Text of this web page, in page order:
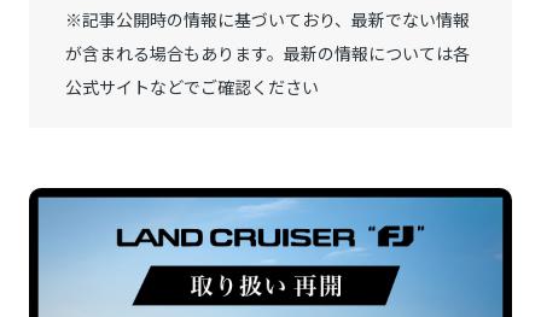
※記事公開時の情報に基づいており、最新でない情報
が含まれる場合もあります。最新の情報については各
公式サイトなどでご確認ください